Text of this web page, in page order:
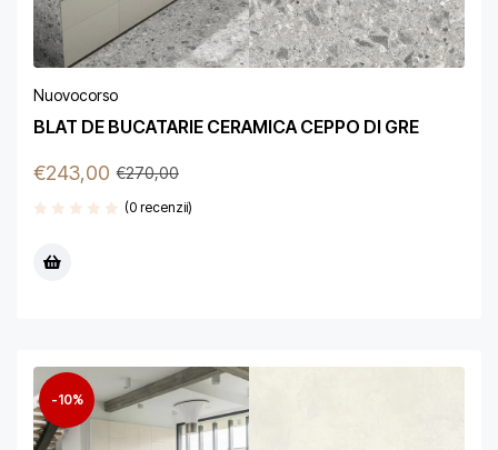
Nuovocorso
BLAT DE BUCATARIE CERAMICA CEPPO DI GRE
€270,00
€243,00
(0 recenzii)
-10%